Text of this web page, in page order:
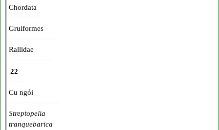
Chordata
Gruiformes
Rallidae
22
Cu ngói
Streptopelia
tranquebarica